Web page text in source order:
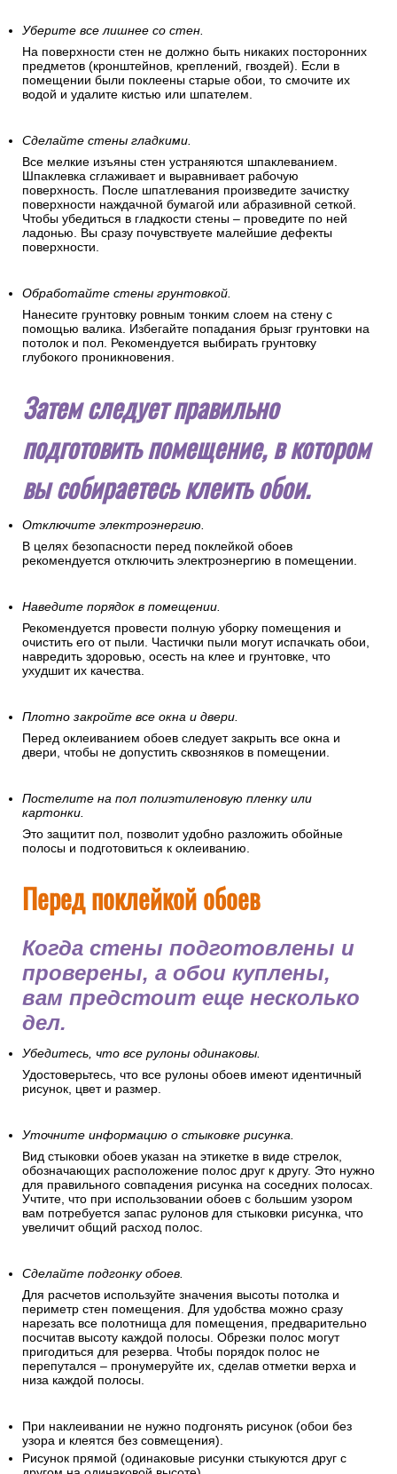
Уберите все лишнее со стен.
На поверхности стен не должно быть никаких посторонних
предметов (кронштейнов, креплений, гвоздей). Если в
помещении были поклеены старые обои, то смочите их
водой и удалите кистью или шпателем.
Сделайте стены гладкими.
Все мелкие изъяны стен устраняются шпаклеванием.
Шпаклевка сглаживает и выравнивает рабочую
поверхность. После шпатлевания произведите зачистку
поверхности наждачной бумагой или абразивной сеткой.
Чтобы убедиться в гладкости стены – проведите по ней
ладонью. Вы сразу почувствуете малейшие дефекты
поверхности.
Обработайте стены грунтовкой.
Нанесите грунтовку ровным тонким слоем на стену с
помощью валика. Избегайте попадания брызг грунтовки на
потолок и пол. Рекомендуется выбирать грунтовку
глубокого проникновения.
Затем следует правильно
подготовить помещение, в котором
вы собираетесь клеить обои.
Отключите электроэнергию.
В целях безопасности перед поклейкой обоев
рекомендуется отключить электроэнергию в помещении.
Наведите порядок в помещении.
Рекомендуется провести полную уборку помещения и
очистить его от пыли. Частички пыли могут испачкать обои,
навредить здоровью, осесть на клее и грунтовке, что
ухудшит их качества.
Плотно закройте все окна и двери.
Перед оклеиванием обоев следует закрыть все окна и
двери, чтобы не допустить сквозняков в помещении.
Постелите на пол полиэтиленовую пленку или
картонки.
Это защитит пол, позволит удобно разложить обойные
полосы и подготовиться к оклеиванию.
Перед поклейкой обоев
Когда стены подготовлены и
проверены, а обои куплены,
вам предстоит еще несколько
дел.
Убедитесь, что все рулоны одинаковы.
Удостоверьтесь, что все рулоны обоев имеют идентичный
рисунок, цвет и размер.
Уточните информацию о стыковке рисунка.
Вид стыковки обоев указан на этикетке в виде стрелок,
обозначающих расположение полос друг к другу. Это нужно
для правильного совпадения рисунка на соседних полосах.
Учтите, что при использовании обоев с большим узором
вам потребуется запас рулонов для стыковки рисунка, что
увеличит общий расход полос.
Сделайте подгонку обоев.
Для расчетов используйте значения высоты потолка и
периметр стен помещения. Для удобства можно сразу
нарезать все полотнища для помещения, предварительно
посчитав высоту каждой полосы. Обрезки полос могут
пригодиться для резерва. Чтобы порядок полос не
перепутался – пронумеруйте их, сделав отметки верха и
низа каждой полосы.
При наклеивании не нужно подгонять рисунок (обои без
узора и клеятся без совмещения).
Рисунок прямой (одинаковые рисунки стыкуются друг с